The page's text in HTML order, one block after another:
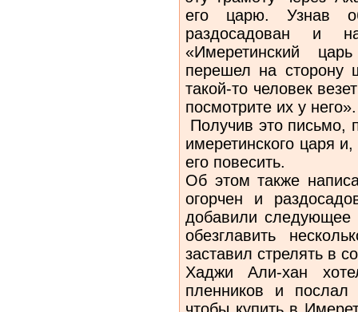
его царю. Узнав
раздосадован и
«Имеретинский
перешел на
такой-то человек
посмотрите их у него».
Получив это письмо,
имеретинского царя
его повесить.
Об этом также
огорчен и
добавили следующее
обезглавить
заставил стрелять в
Хаджи Али-хан
пленников и послал